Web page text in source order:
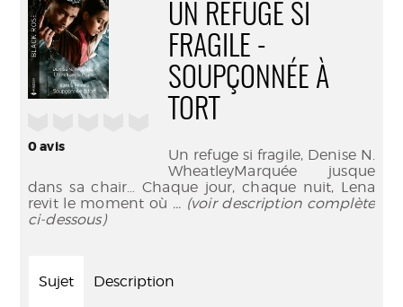
0avis
UN REFUGE SI
FRAGILE -
SOUPÇONNÉE À
TORT
Un refuge si fragile, Denise N.
WheatleyMarquée jusque
dans sa chair… Chaque jour, chaque nuit, Lena
revit le moment où ... (voir description complète
ci-dessous)
Sujet Description